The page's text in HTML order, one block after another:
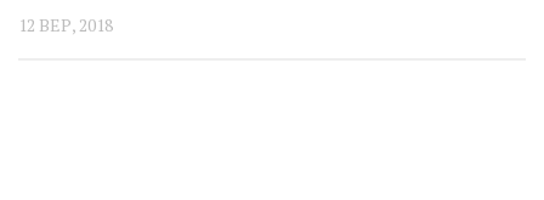
12 ВЕР, 2018